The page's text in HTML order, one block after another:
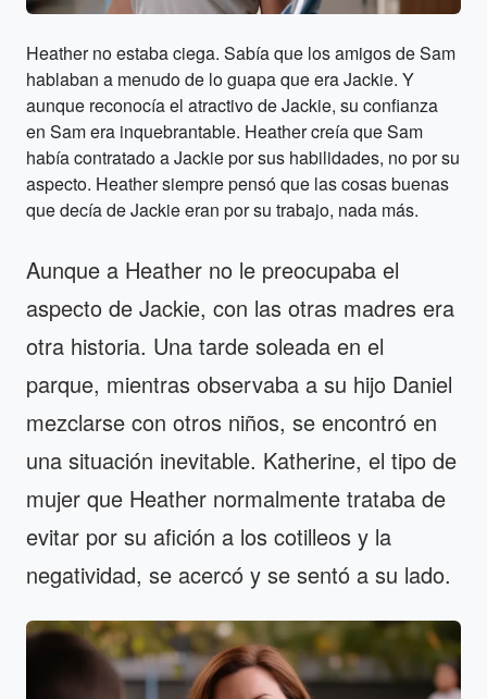
Heather no estaba ciega. Sabía que los amigos de Sam
hablaban a menudo de lo guapa que era Jackie. Y
aunque reconocía el atractivo de Jackie, su confianza
en Sam era inquebrantable. Heather creía que Sam
había contratado a Jackie por sus habilidades, no por su
aspecto. Heather siempre pensó que las cosas buenas
que decía de Jackie eran por su trabajo, nada más.
Aunque a Heather no le preocupaba el
aspecto de Jackie, con las otras madres era
otra historia. Una tarde soleada en el
parque, mientras observaba a su hijo Daniel
mezclarse con otros niños, se encontró en
una situación inevitable. Katherine, el tipo de
mujer que Heather normalmente trataba de
evitar por su afición a los cotilleos y la
negatividad, se acercó y se sentó a su lado.